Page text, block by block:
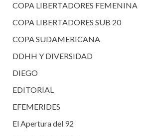
COPA LIBERTADORES FEMENINA
COPA LIBERTADORES SUB 20
COPA SUDAMERICANA
DDHH Y DIVERSIDAD
DIEGO
EDITORIAL
EFEMERIDES
El Apertura del 92